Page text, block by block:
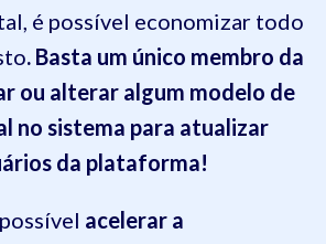
é possível economizar todo
. Basta um único membro da
ou alterar algum modelo de
no sistema para atualizar
da plataforma!
acelerar a